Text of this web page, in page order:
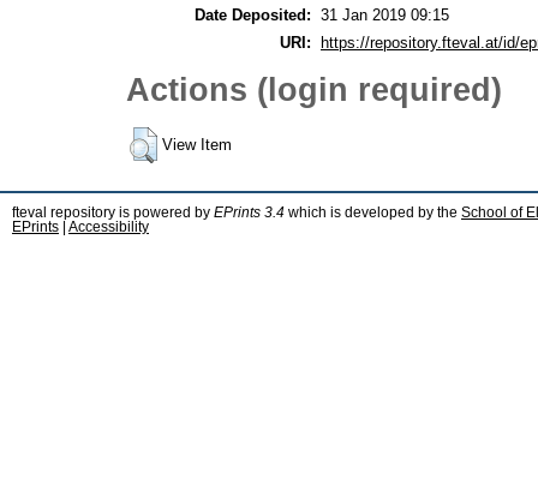
Date Deposited: 31 Jan 2019 09:15
URI: https://repository.fteval.at/id/
Actions (login required)
View Item
fteval repository is powered by EPrints 3.4 which is developed by the School of
EPrints
Accessibility